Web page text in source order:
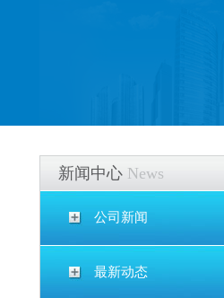
新闻中心 News
公司新闻
最新动态